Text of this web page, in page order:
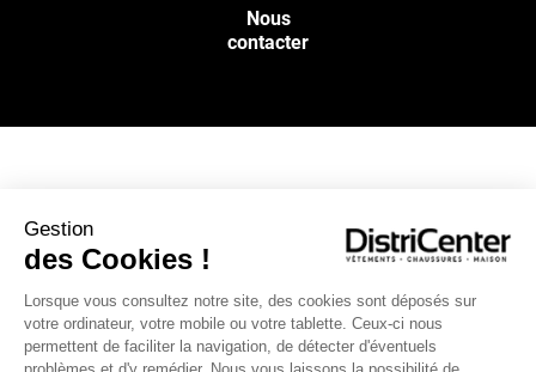
Gestion
des Cookies !
Lorsque vous consultez notre site, des cookies sont déposés sur
votre ordinateur, votre mobile ou votre tablette. Ceux-ci nous
permettent de faciliter la navigation, de détecter d'éventuels
problèmes et d'y remédier. Nous vous laissons la possibilité de
Nous
contacter
INFOS PRATIQUES
L’ENSEIGNE DISTRICENTER
Suivez-nous